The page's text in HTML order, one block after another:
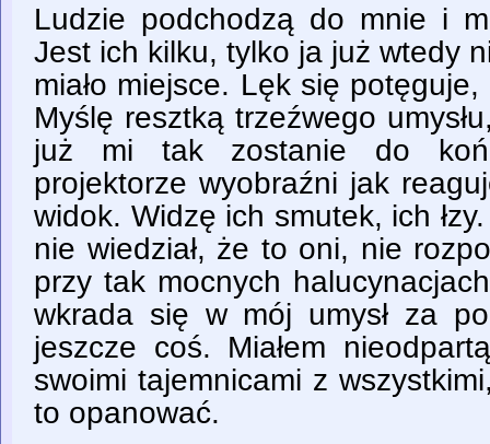
Ludzie podchodzą do mnie i
Jest ich kilku, tylko ja już wtedy
miało miejsce. Lęk się
Myślę resztką trzeźwego
już mi tak zostanie do
projektorze wyobraźni jak
widok. Widzę ich smutek, ich
nie wiedział, że to oni, nie
przy tak mocnych
wkrada się w mój umysł za
jeszcze coś. Miałem
swoimi tajemnicami z
to opanować.